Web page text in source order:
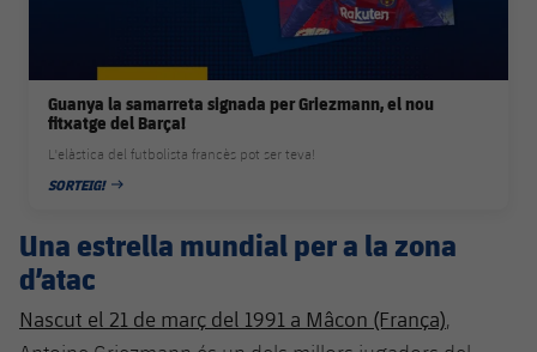
Palmarès
Classificació
Jugadors
Palmarès
Història
Jugadors
Classificació
Cadet
Aleví
PLUSICON
MÉS
Primer equip
plusicon
més
Actualitat
Calendari
Barça Atlètic
plusicon
més
Actualitat
Calendari
Base
plusicon
més
Actualitat
Campus Estiu
Guanya la samarreta signada per Griezmann, el nou
fitxatge del Barça!
L'elàstica del futbolista francès pot ser teva!
SORTEIG!
DATA DE PUBLICACIÓ
Una estrella mundial per a la zona
d’atac
Nascut el 21 de març del 1991 a Mâcon (França),